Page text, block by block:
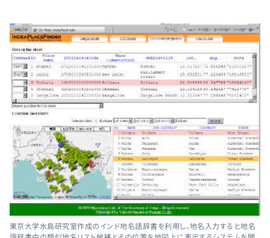
東京大学水島研究室作成のインド地名語辞書を利用し、地名入力すると地名